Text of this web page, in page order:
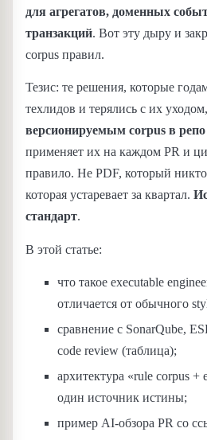
для агрегатов, доменных
транзакций. Вот эту дыру и
corpus правил.
Тезис: те решения, которые
техлидов и терялись с их
версионируемым corpus в
применяет их на каждом PR и
правило. Не PDF, который
которая устаревает за квартал.
стандарт.
В этой статье:
что такое executable
отличается от обычного
сравнение с SonarQube,
code review (таблица);
архитектура «rule corpus
один источник истины;
пример AI-обзора PR со